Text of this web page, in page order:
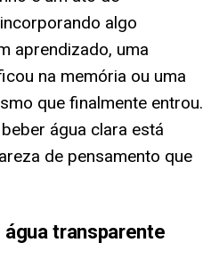
algo
aprendizado, uma
na memória ou uma
que finalmente entrou.
água clara está
de pensamento que
água transparente